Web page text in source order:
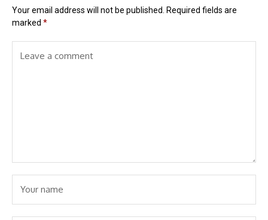
Your email address will not be published. Required fields are
marked *